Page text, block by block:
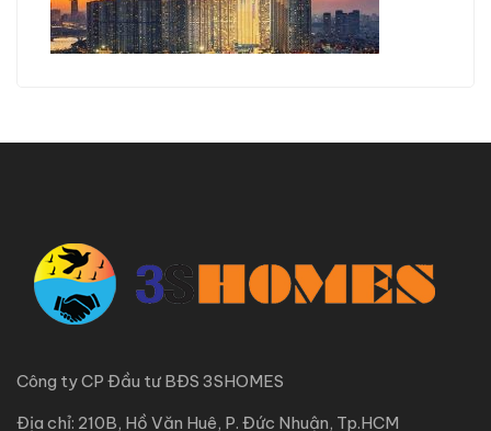
PHÒNG TRỌ GIÁ RẺ CÓ MÁY LẠNH – TẠI HÓC MÔN